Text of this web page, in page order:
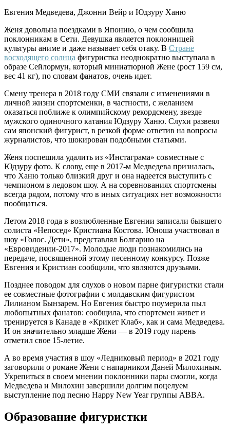
Евгения Медведева, Джонни Вейр и Юдзуру Ханю
Женя довольна поездками в Японию, о чем сообщила
поклонникам в Сети. Девушка является поклонницей
культуры аниме и даже называет себя отаку. В Стране
восходящего солнца фигуристка неоднократно выступала в
образе Сейлормун, который миниатюрной Жене (рост 159 см,
вес 41 кг), по словам фанатов, очень идет.
Смену тренера в 2018 году СМИ связали с изменениями в
личной жизни спортсменки, в частности, с желанием
оказаться поближе к олимпийскому рекордсмену, звезде
мужского одиночного катания Юдзуру Ханю. Слухи развеял
сам японский фигурист, в резкой форме ответив на вопросы
журналистов, что шокирован подобными статьями.
Женя поспешила удалить из «Инстаграма» совместные с
Юдзуру фото. К слову, еще в 2017-м Медведева призналась,
что Ханю только близкий друг и она надеется выступить с
чемпионом в ледовом шоу. А на соревнованиях спортсмены
всегда рядом, потому что в иных ситуациях нет возможности
пообщаться.
Летом 2018 года в возлюбленные Евгении записали бывшего
солиста «Непосед» Кристиана Костова. Юноша участвовал в
шоу «Голос. Дети», представлял Болгарию на
«Евровидении-2017». Молодые люди познакомились на
передаче, посвященной этому песенному конкурсу. Позже
Евгения и Кристиан сообщили, что являются друзьями.
Позднее поводом для слухов о новом парне фигуристки стали
ее совместные фотографии с молдавским фигуристом
Лилианом Бынзарем. Но Евгения быстро поумерила пыл
любопытных фанатов: сообщила, что спортсмен живет и
тренируется в Канаде в «Крикет Клаб», как и сама Медведева.
И он значительно младше Жени — в 2019 году парень
отметил свое 15-летие.
А во время участия в шоу «Ледниковый период» в 2021 году
заговорили о романе Жени с напарником Даней Милохиным.
Укрепиться в своем мнении поклонники пары смогли, когда
Медведева и Милохин завершили долгим поцелуем
выступление под песню Happy New Year группы ABBA.
Образование фигуристки